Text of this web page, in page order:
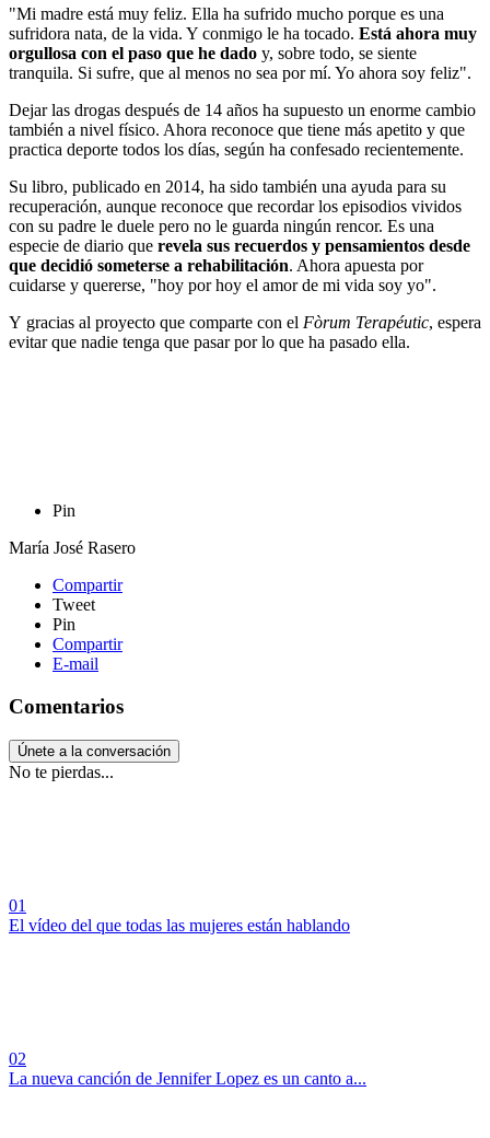
"Mi madre está muy feliz. Ella ha sufrido mucho porque es una
sufridora nata, de la vida. Y conmigo le ha tocado. Está ahora muy
orgullosa con el paso que he dado y, sobre todo, se siente
tranquila. Si sufre, que al menos no sea por mí. Yo ahora soy feliz".
Dejar las drogas después de 14 años ha supuesto un enorme cambio
también a nivel físico. Ahora reconoce que tiene más apetito y que
practica deporte todos los días, según ha confesado recientemente.
Su libro, publicado en 2014, ha sido también una ayuda para su
recuperación, aunque reconoce que recordar los episodios vividos
con su padre le duele pero no le guarda ningún rencor. Es una
especie de diario que revela sus recuerdos y pensamientos desde
que decidió someterse a rehabilitación. Ahora apuesta por
cuidarse y quererse, "hoy por hoy el amor de mi vida soy yo".
Y gracias al proyecto que comparte con el Fòrum Terapéutic, espera
evitar que nadie tenga que pasar por lo que ha pasado ella.
Pin
María José Rasero
Compartir
Tweet
Pin
Compartir
E-mail
Comentarios
Únete a la conversación
No te pierdas...
01
El vídeo del que todas las mujeres están hablando
02
La nueva canción de Jennifer Lopez es un canto a...